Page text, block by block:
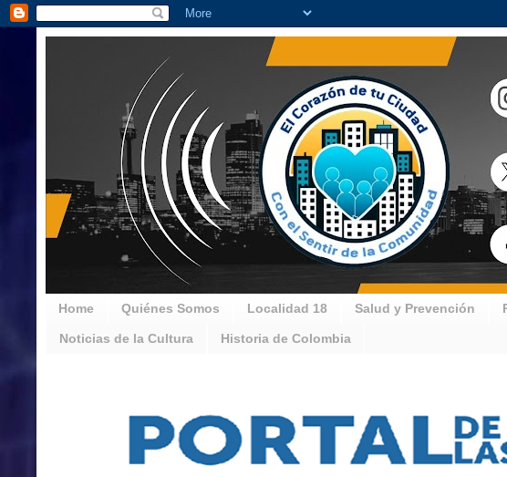
Home Quiénes Somos Localidad 18 Salud y Prevención
Noticias de la Cultura Historia de Colombia